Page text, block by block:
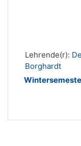
Lehrende(r):
Borghardt